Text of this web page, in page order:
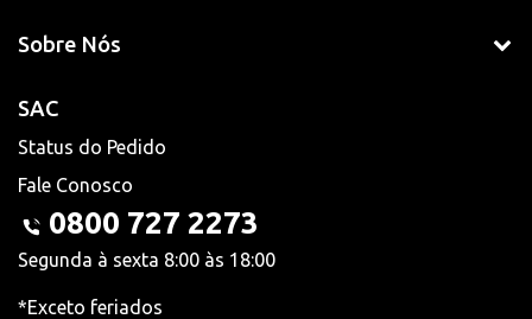
Sobre Nós
SAC
Status do Pedido
Fale Conosco
0800 727 2273
Segunda à sexta 8:00 às 18:00
*Exceto feriados